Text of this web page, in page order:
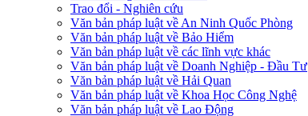
Trao đổi - Nghiên cứu
Văn bản pháp luật về An Ninh Quốc Phòng
Văn bản pháp luật về Bảo Hiểm
Văn bản pháp luật về các lĩnh vực khác
Văn bản pháp luật về Doanh Nghiệp - Đầu Tư
Văn bản pháp luật về Hải Quan
Văn bản pháp luật về Khoa Học Công Nghệ
Văn bản pháp luật về Lao Động